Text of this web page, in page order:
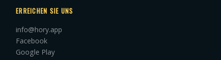
ERREICHEN SIE UNS
info@hory.app
Facebook
Google Play